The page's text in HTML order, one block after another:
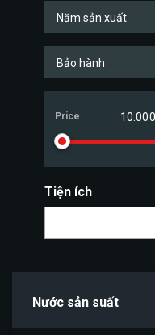
Năm sản xuất
Bảo hành
Price
Tiện ích
Nước sản suất